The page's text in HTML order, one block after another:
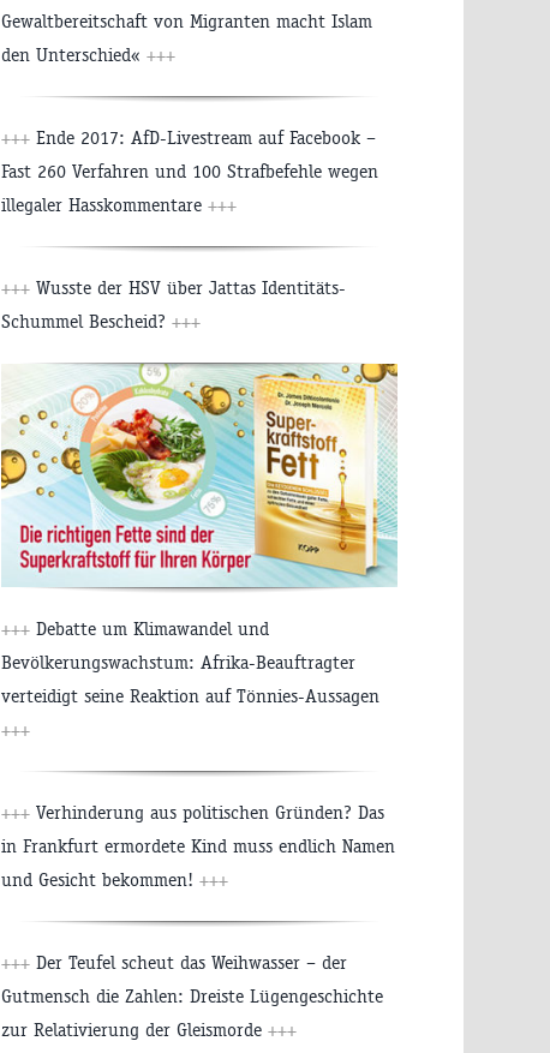
Gewaltbereitschaft von Migranten macht Islam
den Unterschied« +++
+++ Ende 2017: AfD-Livestream auf Facebook –
Fast 260 Verfahren und 100 Strafbefehle wegen
illegaler Hasskommentare +++
+++ Wusste der HSV über Jattas Identitäts-
Schummel Bescheid? +++
+++ Debatte um Klimawandel und
Bevölkerungswachstum: Afrika-Beauftragter
verteidigt seine Reaktion auf Tönnies-Aussagen
+++
+++ Verhinderung aus politischen Gründen? Das
in Frankfurt ermordete Kind muss endlich Namen
und Gesicht bekommen! +++
+++ Der Teufel scheut das Weihwasser – der
Gutmensch die Zahlen: Dreiste Lügengeschichte
zur Relativierung der Gleismorde +++